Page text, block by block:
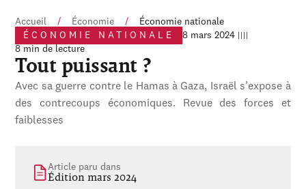
Accueil / Économie /
Économie nationale
ÉCONOMIE NATIONALE
8 mars 2024
8 min de lecture
Tout puissant ?
Avec sa guerre contre le Hamas à Gaza, Israël s’expose à
des contrecoups économiques. Revue des forces et
faiblesses
Article paru dans
Édition mars 2024